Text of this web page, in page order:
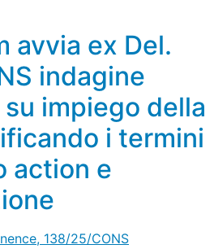
avvia ex Del.
indagine
impiego della
i termini
action e